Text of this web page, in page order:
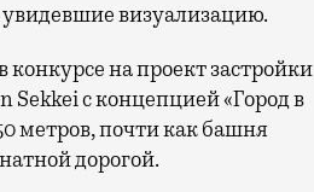
визуализацию.
конкурсе на проект застройки
Sekkei с концепцией «Город в
метров, почти как башня
дорогой.